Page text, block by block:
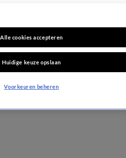
Alle cookies accepteren
Huidige keuze opslaan
Voorkeuren beheren